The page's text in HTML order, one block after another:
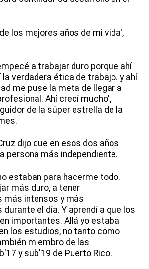
los mejores años de mi vida',
a trabajar duro porque ahí
la verdadera ética de trabajo. y ahí
me puse la meta de llegar a
Ahí crecí mucho',
de la súper estrella de la
dijo que en esos dos años
persona más independiente.
estaban para hacerme todo.
más duro, a tener
más intensos y más
el día. Y aprendí a que los
importantes. Allá yo estaba
los estudios, no tanto como
miembro de las
y sub'19 de Puerto Rico.